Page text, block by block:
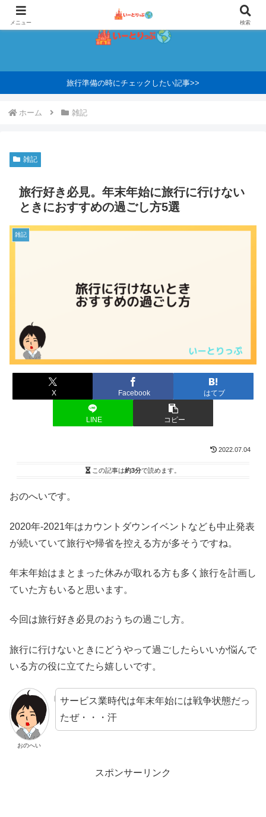
旅行準備の時にチェックしたい記事>>
ホーム 雑記
雑記
旅行好き必見。年末年始に旅行に行けない
ときにおすすめの過ごし方5選
雑記
X Facebook はてブ
LINE コピー
2022.07.04
この記事は約3分で読めます。
おのへいです。
2020年-2021年はカウントダウンイベントなども中止発表
が続いていて旅行や帰省を控える方が多そうですね。
年末年始はまとまった休みが取れる方も多く旅行を計画し
ていた方もいると思います。
今回は旅行好き必見のおうちの過ごし方。
旅行に行けないときにどうやって過ごしたらいいか悩んで
いる方の役に立てたら嬉しいです。
おのへい
サービス業時代は年末年始には戦争状態だっ
たぜ・・・汗
スポンサーリンク
メニュー 検索